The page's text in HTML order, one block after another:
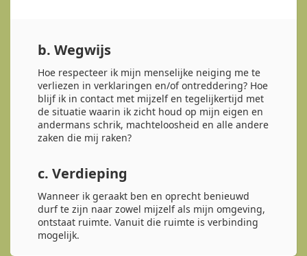
b. Wegwijs
Hoe respecteer ik mijn menselijke neiging me te
verliezen in verklaringen en/of ontreddering? Hoe
blijf ik in contact met mijzelf en tegelijkertijd met
de situatie waarin ik zicht houd op mijn eigen en
andermans schrik, machteloosheid en alle andere
zaken die mij raken?
c. Verdieping
Wanneer ik geraakt ben en oprecht benieuwd
durf te zijn naar zowel mijzelf als mijn omgeving,
ontstaat ruimte. Vanuit die ruimte is verbinding
mogelijk.